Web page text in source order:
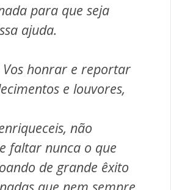
para que seja
ajuda.
honrar e reportar
e louvores,
não
faltar nunca o que
de grande êxito